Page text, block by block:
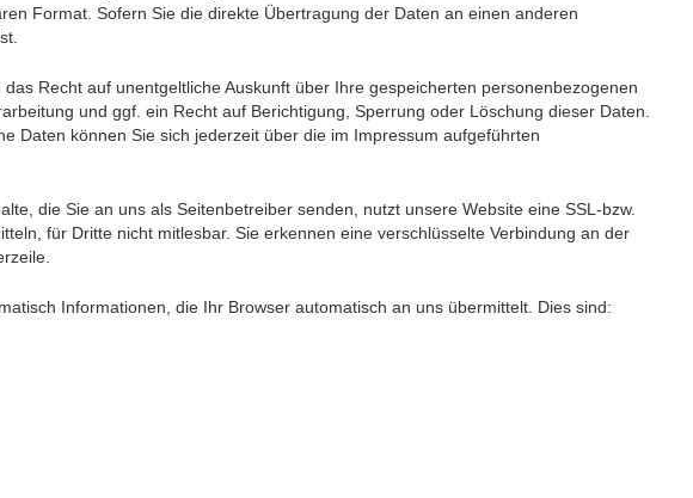
Format. Sofern Sie die direkte Übertragung der Daten an einen anderen
Recht auf unentgeltliche Auskunft über Ihre gespeicherten personenbezogenen
und ggf. ein Recht auf Berichtigung, Sperrung oder Löschung dieser Daten.
Daten können Sie sich jederzeit über die im Impressum aufgeführten
die Sie an uns als Seitenbetreiber senden, nutzt unsere Website eine SSL-bzw.
für Dritte nicht mitlesbar. Sie erkennen eine verschlüsselte Verbindung an der
Informationen, die Ihr Browser automatisch an uns übermittelt. Dies sind: